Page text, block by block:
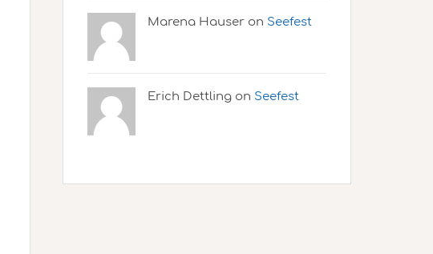
Marena Hauser on Seefest
Erich Dettling on Seefest